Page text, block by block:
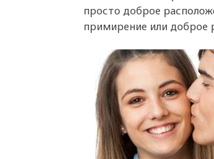
просто доброе
примирение или доброе